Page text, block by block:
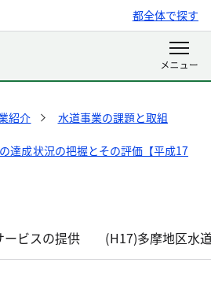
都全体で探す
紹介
水道事業の課題と取組
達成状況の把握とその評価【平成17
ビスの提供 (H17)多摩地区水